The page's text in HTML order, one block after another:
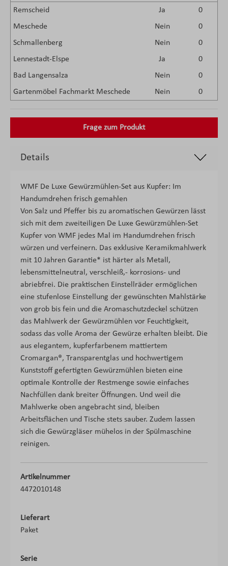
Remscheid Ja
0
Meschede
Nein
0
Schmallenberg
Nein
0
Lennestadt-Elspe
Ja
0
Bad Langensalza
Nein
0
Gartenmöbel Fachmarkt Meschede
Nein 0
Frage zum Produkt
Details
WMF De Luxe Gewürzmühlen-Set aus Kupfer: Im
Handumdrehen frisch gemahlen
Von Salz und Pfeffer bis zu aromatischen Gewürzen lässt
sich mit dem zweiteiligen De Luxe Gewürzmühlen-Set
Kupfer von WMF jedes Mal im Handumdrehen frisch
würzen und verfeinern. Das exklusive Keramikmahlwerk
mit 10 Jahren Garantie* ist härter als Metall,
lebensmittelneutral, verschleiß,- korrosions- und
abriebfrei. Die praktischen Einstellräder ermöglichen
eine stufenlose Einstellung der gewünschten Mahlstärke
von grob bis fein und die Aromaschutzdeckel schützen
das Mahlwerk der Gewürzmühlen vor Feuchtigkeit,
sodass das volle Aroma der Gewürze erhalten bleibt. Die
aus elegantem, kupferfarbenem mattiertem
Cromargan®, Transparentglas und hochwertigem
Kunststoff gefertigten Gewürzmühlen bieten eine
optimale Kontrolle der Restmenge sowie einfaches
Nachfüllen dank breiter Öffnungen. Und weil die
Mahlwerke oben angebracht sind, bleiben
Arbeitsflächen und Tische stets sauber. Zudem lassen
sich die Gewürzgläser mühelos in der Spülmaschine
reinigen.
Artikelnummer
4472010148
Lieferart
Paket
Serie